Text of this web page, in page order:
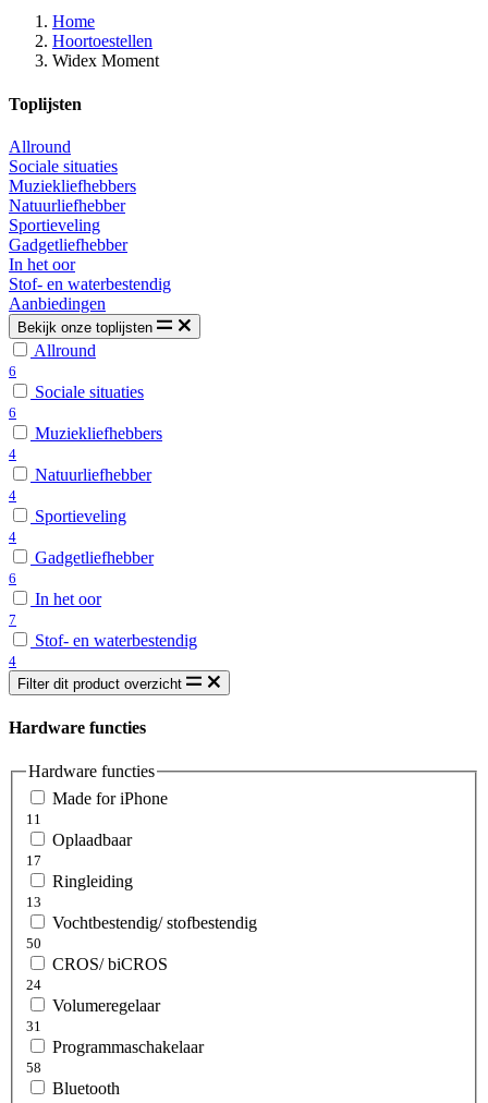
Home
Hoortoestellen
Widex Moment
Toplijsten
Allround
Sociale situaties
Muziekliefhebbers
Natuurliefhebber
Sportieveling
Gadgetliefhebber
In het oor
Stof- en waterbestendig
Aanbiedingen
Bekijk onze toplijsten
Allround
6
Sociale situaties
6
Muziekliefhebbers
4
Natuurliefhebber
4
Sportieveling
4
Gadgetliefhebber
6
In het oor
7
Stof- en waterbestendig
4
Filter dit product overzicht
Hardware functies
Hardware functies
Made for iPhone
11
Oplaadbaar
17
Ringleiding
13
Vochtbestendig/ stofbestendig
50
CROS/ biCROS
24
Volumeregelaar
31
Programmaschakelaar
58
Bluetooth